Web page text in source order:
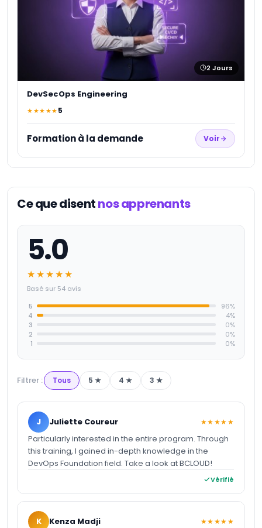
2 Jours
DevSecOps Engineering
★★★★★5
Formation à la demande Voir
Ce que disentnos apprenants
5.0
★★★★★
Basé sur 54 avis
5
96%
4
4%
3
0%
2
0%
1
0%
Filtrer : Tous 5 ★ 4 ★ 3 ★
J Juliette Coureur ★★★★★
Particularly interested in the entire program. Through
this training, I gained in-depth knowledge in the
DevOps Foundation field. Take a look at BCLOUD!
Vérifié
K Kenza Madji ★★★★★